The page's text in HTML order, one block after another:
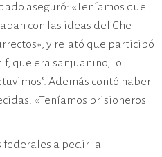
aseguró: «Teníamos que
con las ideas del Che
y relató que participó
que era sanjuanino, lo
Además contó haber
«Teníamos prisioneros
federales a pedir la